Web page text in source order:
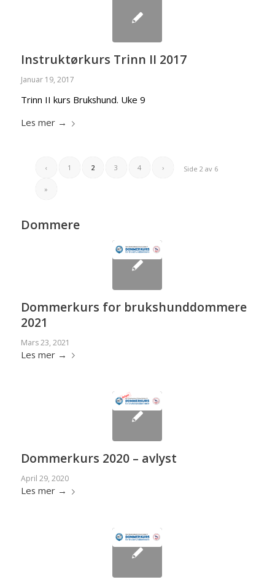
Instruktørkurs Trinn II 2017
Januar 19, 2017
Trinn II kurs Brukshund. Uke 9
Les mer→
Side 2 av 6
‹ 1 2 3 4 ›
»
Dommere
Dommerkurs for brukshunddommere
2021
Mars 23, 2021
Les mer→
Dommerkurs 2020 – avlyst
April 29, 2020
Les mer→